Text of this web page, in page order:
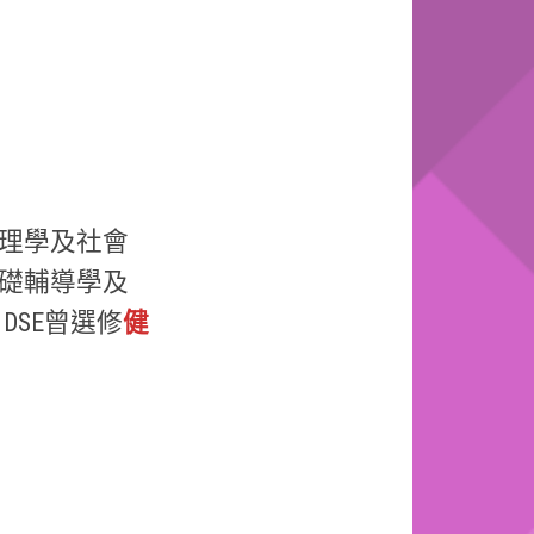
學及社會
輔導學及
曾選修健